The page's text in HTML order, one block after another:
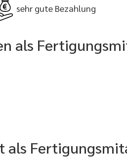
sehr gute Bezahlung
als
als